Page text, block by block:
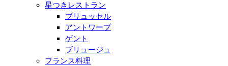
星つきレストラン
ブリュッセル
アントワープ
ゲント
ブリュージュ
フランス料理